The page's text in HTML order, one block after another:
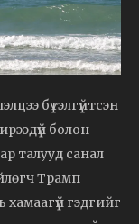
бүтэлгүйтсэн
болон
талууд санал
Трамп
хамаагүй гэдгийг